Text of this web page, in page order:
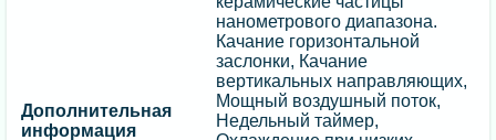
Дополнительная
информация
нанометрового диапазона.
Качание горизонтальной
заслонки, Качание
вертикальных направляющих,
Мощный воздушный поток,
Недельный таймер,